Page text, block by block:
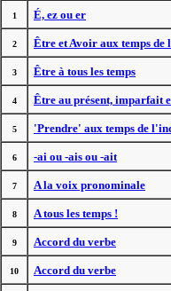
1 É, ez ou er
2 Être et Avoir aux temps
3 Être à tous les temps
4 Être au présent, imparfait
5 'Prendre' aux temps de
6 -ai ou -ais ou -ait
7 A la voix pronominale
8 A tous les temps !
9 Accord du verbe
10 Accord du verbe